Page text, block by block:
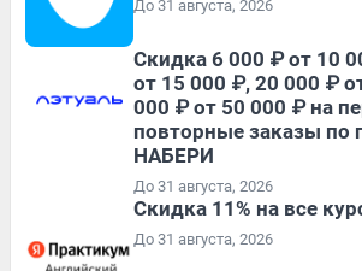
До 31 августа, 2026
Скидка 6 000 ₽ от 10
от 15 000 ₽, 20 000 ₽
000 ₽ от 50 000 ₽ на
повторные заказы по
НАБЕРИ
До 31 августа, 2026
Скидка 11% на все
До 31 августа, 2026